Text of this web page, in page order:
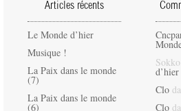
Articles récents
Le Monde d’hier
Musique !
La Paix dans le monde
(7)
La Paix dans le monde
(6)
Sokko
d’hier
Clo
Clo